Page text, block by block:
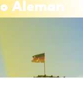
o Aleman